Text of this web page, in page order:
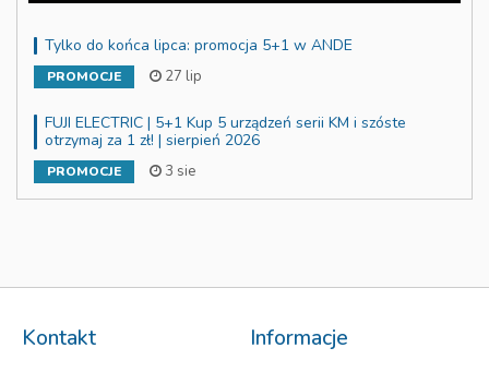
Tylko do końca lipca: promocja 5+1 w ANDE
PROMOCJE 27 lip
FUJI ELECTRIC | 5+1 Kup 5 urządzeń serii KM i szóste
otrzymaj za 1 zł! | sierpień 2026
PROMOCJE 3 sie
Kontakt Informacje